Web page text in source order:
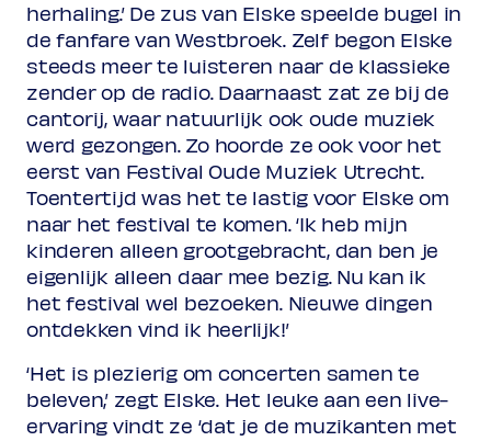
herhaling.’ De zus van Elske speelde bugel in
de fanfare van Westbroek. Zelf begon Elske
steeds meer te luisteren naar de klassieke
zender op de radio. Daarnaast zat ze bij de
cantorij, waar natuurlijk ook oude muziek
werd gezongen. Zo hoorde ze ook voor het
eerst van Festival Oude Muziek Utrecht.
Toentertijd was het te lastig voor Elske om
naar het festival te komen. ‘Ik heb mijn
kinderen alleen grootgebracht, dan ben je
eigenlijk alleen daar mee bezig. Nu kan ik
het festival wel bezoeken. Nieuwe dingen
ontdekken vind ik heerlijk!’
‘Het is plezierig om concerten samen te
beleven,’ zegt Elske. Het leuke aan een live-
ervaring vindt ze ‘dat je de muzikanten met